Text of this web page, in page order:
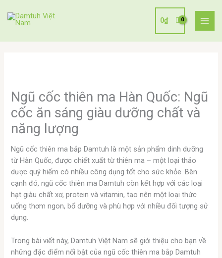
0₫
Ngũ cốc thiên ma Hàn Quốc: Ngũ
cốc ăn sáng giàu dưỡng chất và
năng lượng
Ngũ cốc thiên ma bắp Damtuh là một sản phẩm dinh dưỡng
từ Hàn Quốc, được chiết xuất từ thiên ma – một loại thảo
dược quý hiếm có nhiều công dụng tốt cho sức khỏe. Bên
cạnh đó, ngũ cốc thiên ma Damtuh còn kết hợp với các loại
hạt giàu chất xơ, protein và vitamin, tạo nên một loại thức
uống thơm ngon, bổ dưỡng và phù hợp với nhiều đối tượng sử
dụng.
Trong bài viết này, Damtuh Việt Nam sẽ giới thiệu cho bạn về
những đặc điểm nổi bật của ngũ cốc thiên ma bắp Damtuh